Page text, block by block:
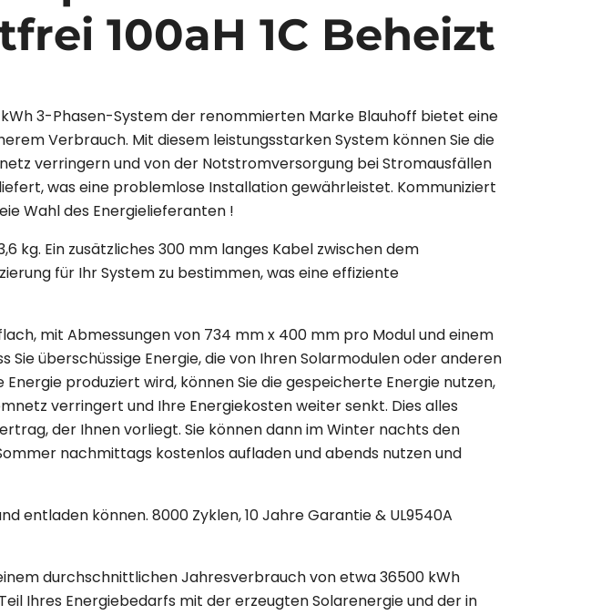
100aH 1C Beheizt
3-Phasen-System der renommierten Marke Blauhoff bietet eine
Verbrauch. Mit diesem leistungsstarken System können Sie die
verringern und von der Notstromversorgung bei Stromausfällen
was eine problemlose Installation gewährleistet. Kommuniziert
Wahl des Energielieferanten !
kg. Ein zusätzliches 300 mm langes Kabel zwischen dem
für Ihr System zu bestimmen, was eine effiziente
mit Abmessungen von 734 mm x 400 mm pro Modul und einem
Sie überschüssige Energie, die von Ihren Solarmodulen oder anderen
produziert wird, können Sie die gespeicherte Energie nutzen,
verringert und Ihre Energiekosten weiter senkt. Dies alles
der Ihnen vorliegt. Sie können dann im Winter nachts den
nachmittags kostenlos aufladen und abends nutzen und
entladen können. 8000 Zyklen, 10 Jahre Garantie & UL9540A
durchschnittlichen Jahresverbrauch von etwa 36500 kWh
Ihres Energiebedarfs mit der erzeugten Solarenergie und der in